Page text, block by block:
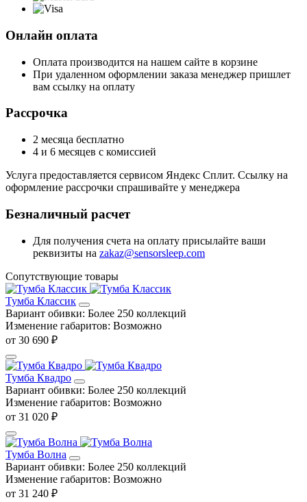
Онлайн оплата
Оплата производится на нашем сайте в корзине
При удаленном оформлении заказа менеджер пришлет
вам ссылку на оплату
Рассрочка
2 месяца бесплатно
4 и 6 месяцев с комиссией
Услуга предоставляется сервисом Яндекс Сплит. Ссылку на
оформление рассрочки спрашивайте у менеджера
Безналичный расчет
Для получения счета на оплату присылайте ваши
реквизиты на zakaz@sensorsleep.com
Сопутствующие товары
Тумба Классик
Вариант обивки: Более 250 коллекций
Изменение габаритов: Возможно
от 30 690 ₽
Тумба Квадро
Вариант обивки: Более 250 коллекций
Изменение габаритов: Возможно
от 31 020 ₽
Тумба Волна
Вариант обивки: Более 250 коллекций
Изменение габаритов: Возможно
от 31 240 ₽